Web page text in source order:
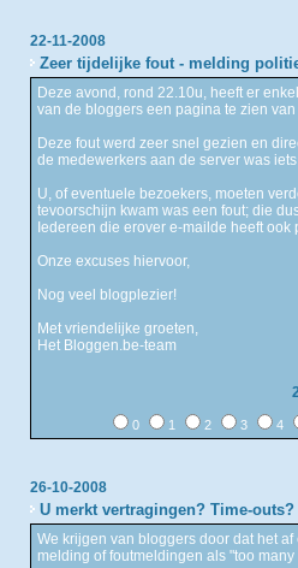
22-11-2008
Zeer tijdelijke fout - melding
Deze avond, rond 22.10u, heeft er
van de bloggers een pagina te zien
Deze fout werd zeer snel gezien en
de medewerkers aan de server was
U, of eventuele bezoekers, moeten
tevoorschijn kwam was een fout; die
Iedereen die erover e-mailde heeft
Onze excuses hiervoor,
Nog veel blogplezier!
Met vriendelijke groeten,
Het Bloggen.be-team
0 1 2 3 4
26-10-2008
U merkt vertragingen? Time-
We krijgen van bloggers door dat het
melding of foutmeldingen als "too